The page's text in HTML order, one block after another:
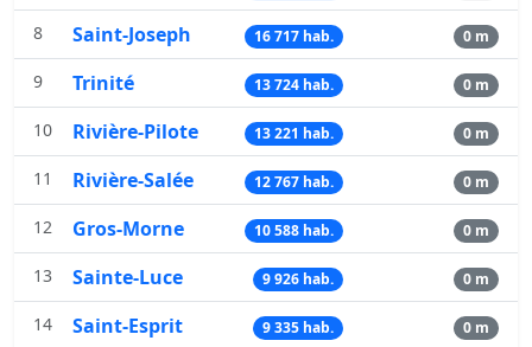
8 Saint-Joseph 16 717 hab. 0 m
9 Trinité 13 724 hab. 0 m
10 Rivière-Pilote 13 221 hab. 0 m
11 Rivière-Salée 12 767 hab. 0 m
12 Gros-Morne 10 588 hab. 0 m
13 Sainte-Luce 9 926 hab. 0 m
14 Saint-Esprit 9 335 hab. 0 m